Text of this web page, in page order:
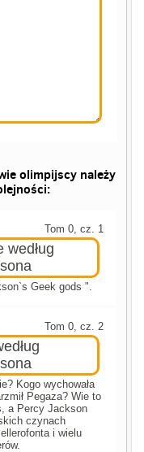
olimpijscy należy
Tom 0, cz. 1
według
Geek gods ".
Tom 0, cz. 2
Kogo wychowała
Pegaza? Wie to
a Percy Jackson
czynach
i wielu